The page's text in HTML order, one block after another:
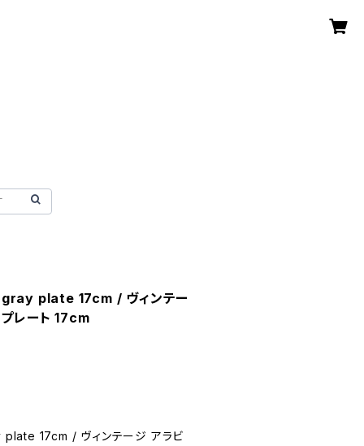
plate 17cm / ヴィンテー
レート 17cm
17cm / ヴィンテージ アラビ